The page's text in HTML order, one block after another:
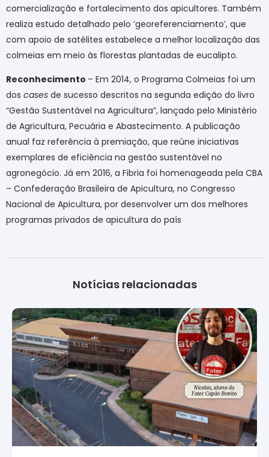
comercialização e fortalecimento dos apicultores. Também
realiza estudo detalhado pelo ‘georeferenciamento’, que
com apoio de satélites estabelece a melhor localização das
colmeias em meio às florestas plantadas de eucalipto.
Reconhecimento – Em 2014, o Programa Colmeias foi um
dos cases de sucesso descritos na segunda edição do livro
“Gestão Sustentável na Agricultura”, lançado pelo Ministério
de Agricultura, Pecuária e Abastecimento. A publicação
anual faz referência à premiação, que reúne iniciativas
exemplares de eficiência na gestão sustentável no
agronegócio. Já em 2016, a Fibria foi homenageada pela CBA
– Confederação Brasileira de Apicultura, no Congresso
Nacional de Apicultura, por desenvolver um dos melhores
programas privados de apicultura do país
Notícias relacionadas